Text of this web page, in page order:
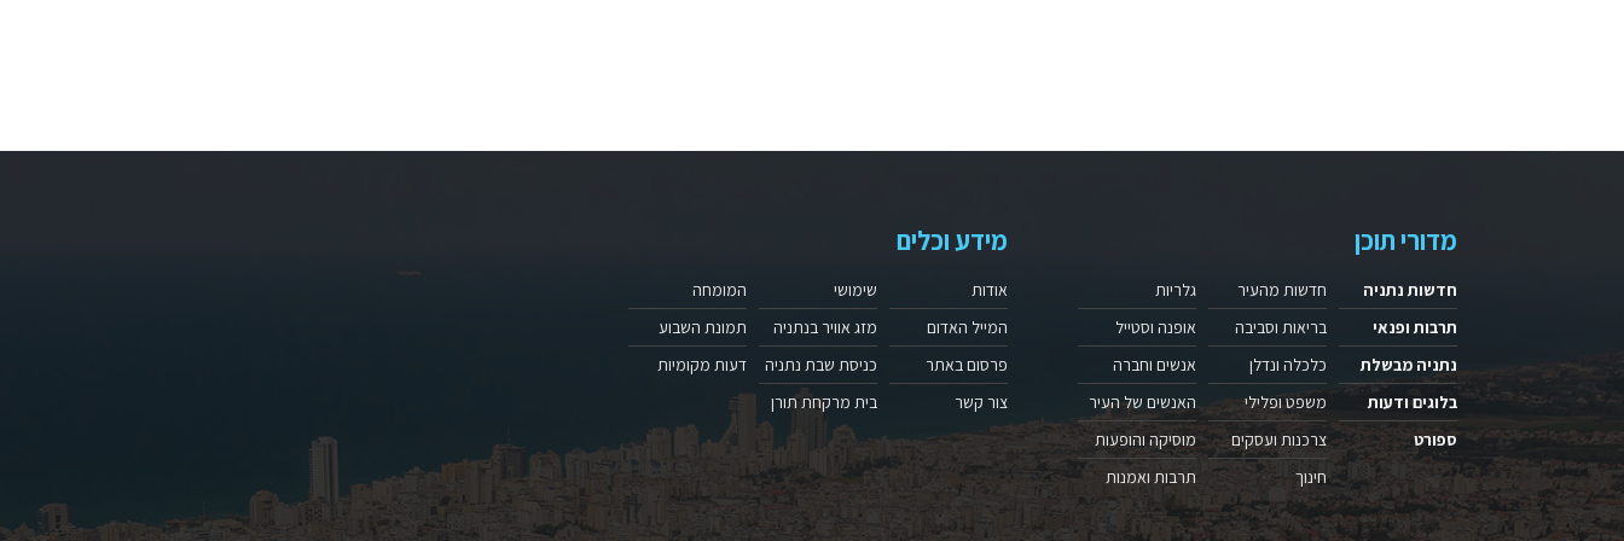
מדורי תוכן
חדשות נתניה
תרבות ופנאי
נתניה מבשלת
בלוגים ודעות
ספורט
חדשות מהעיר
בריאות וסביבה
כלכלה ונדלן
משפט ופלילי
צרכנות ועסקים
חינוך
גלריות
אופנה וסטייל
אנשים וחברה
האנשים של העיר
מוסיקה והופעות
תרבות ואמנות
מידע וכלים
אודות
המייל האדום
פרסום באתר
צור קשר
שימושי
מזג אוויר בנתניה
כניסת שבת נתניה
בית מרקחת תורן
המומחה
תמונת השבוע
דעות מקומיות